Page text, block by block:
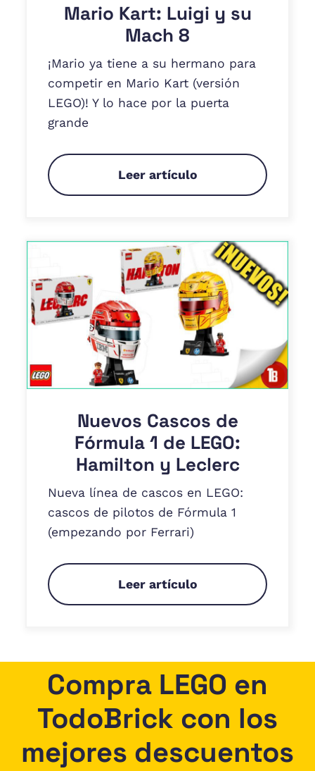
Mario Kart: Luigi y su
Mach 8
¡Mario ya tiene a su hermano para
competir en Mario Kart (versión
LEGO)! Y lo hace por la puerta
grande
Leer artículo
Nuevos Cascos de
Fórmula 1 de LEGO:
Hamilton y Leclerc
Nueva línea de cascos en LEGO:
cascos de pilotos de Fórmula 1
(empezando por Ferrari)
Leer artículo
Compra LEGO en
TodoBrick con los
mejores descuentos